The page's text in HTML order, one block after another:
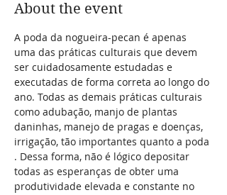
About the event
A poda da nogueira-pecan é apenas
uma das práticas culturais que devem
ser cuidadosamente estudadas e
executadas de forma correta ao longo do
ano. Todas as demais práticas culturais
como adubação, manjo de plantas
daninhas, manejo de pragas e doenças,
irrigação, tão importantes quanto a poda
. Dessa forma, não é lógico depositar
todas as esperanças de obter uma
produtividade elevada e constante no